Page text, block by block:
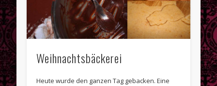
Oktober 2013
Juni 2013
April 2013
März 2013
Weihnachtsbäckerei
Heute wurde den ganzen Tag gebacken. Eine